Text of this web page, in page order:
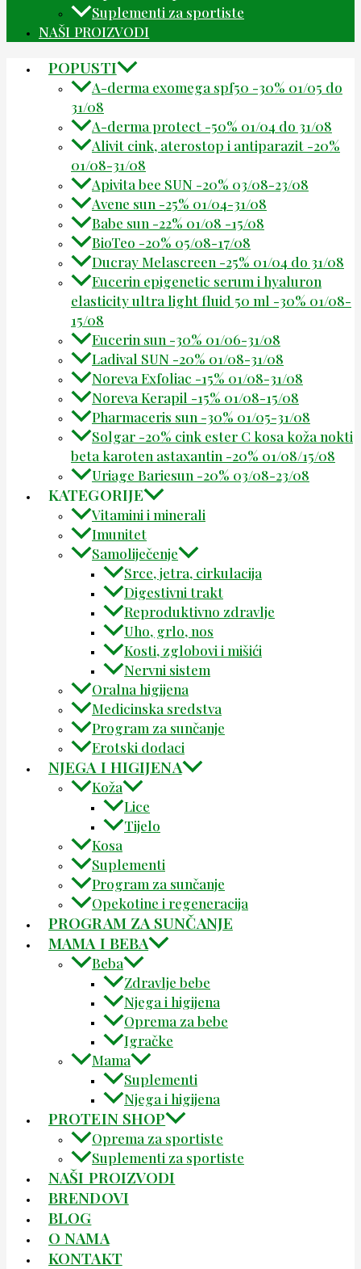
Suplementi za sportiste
NAŠI PROIZVODI
POPUSTI
A-derma exomega spf50 -30% 01/05 do
31/08
A-derma protect -50% 01/04 do 31/08
Alivit cink, aterostop i antiparazit -20%
01/08-31/08
Apivita bee SUN -20% 03/08-23/08
Avene sun -25% 01/04-31/08
Babe sun -22% 01/08 -15/08
BioTeo -20% 05/08-17/08
Ducray Melascreen -25% 01/04 do 31/08
Eucerin epigenetic serum i hyaluron
elasticity ultra light fluid 50 ml -30% 01/08-
15/08
Eucerin sun -30% 01/06-31/08
Ladival SUN -20% 01/08-31/08
Noreva Exfoliac -15% 01/08-31/08
Noreva Kerapil -15% 01/08-15/08
Pharmaceris sun -30% 01/05-31/08
Solgar -20% cink ester C kosa koža nokti
beta karoten astaxantin -20% 01/08/15/08
Uriage Bariesun -20% 03/08-23/08
KATEGORIJE
Vitamini i minerali
Imunitet
Samoliječenje
Srce, jetra, cirkulacija
Digestivni trakt
Reproduktivno zdravlje
Uho, grlo, nos
Kosti, zglobovi i mišići
Nervni sistem
Oralna higijena
Medicinska sredstva
Program za sunčanje
Erotski dodaci
NJEGA I HIGIJENA
Koža
Lice
Tijelo
Kosa
Suplementi
Program za sunčanje
Opekotine i regeneracija
PROGRAM ZA SUNČANJE
MAMA I BEBA
Beba
Zdravlje bebe
Njega i higijena
Oprema za bebe
Igračke
Mama
Suplementi
Njega i higijena
PROTEIN SHOP
Oprema za sportiste
Suplementi za sportiste
NAŠI PROIZVODI
BRENDOVI
BLOG
O NAMA
KONTAKT